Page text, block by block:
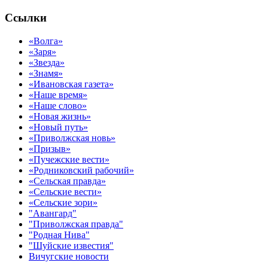
Ссылки
«Волга»
«Заря»
«Звезда»
«Знамя»
«Ивановская газета»
«Наше время»
«Наше слово»
«Новая жизнь»
«Новый путь»
«Приволжская новь»
«Призыв»
«Пучежские вести»
«Родниковский рабочий»
«Сельская правда»
«Сельские вести»
«Сельские зори»
"Авангард"
"Приволжская правда"
"Родная Нива"
"Шуйские известия"
Вичугские новости